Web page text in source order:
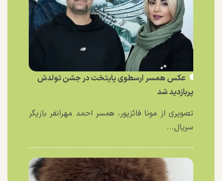
عکس همسر ارسطوی پایتخت در جشن تولدش
پربازدید شد
تصویری از مونا فائزپور، همسر احمد مهرانفر بازیگر
سریال...